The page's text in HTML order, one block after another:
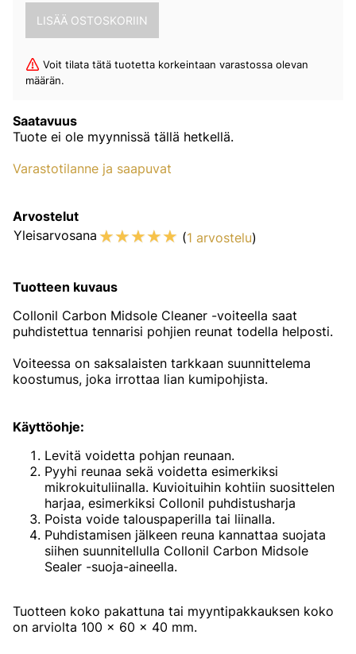
Voit tilata tätä tuotetta korkeintaan varastossa olevan
määrän.
Saatavuus
Tuote ei ole myynnissä tällä hetkellä.
Varastotilanne ja saapuvat
Arvostelut
Yleisarvosana ☆☆☆☆☆ (1 arvostelu)
Tuotteen kuvaus
Collonil Carbon Midsole Cleaner -voiteella saat
puhdistettua tennarisi pohjien reunat todella helposti.
Voiteessa on saksalaisten tarkkaan suunnittelema
koostumus, joka irrottaa lian kumipohjista.
Käyttöohje:
Levitä voidetta pohjan reunaan.
Pyyhi reunaa sekä voidetta esimerkiksi
mikrokuituliinalla. Kuvioituihin kohtiin suosittelen
harjaa, esimerkiksi Collonil puhdistusharja
Poista voide talouspaperilla tai liinalla.
Puhdistamisen jälkeen reuna kannattaa suojata
siihen suunnitellulla Collonil Carbon Midsole
Sealer -suoja-aineella.
Tuotteen koko pakattuna tai myyntipakkauksen koko
on arviolta 100 x 60 x 40 mm.